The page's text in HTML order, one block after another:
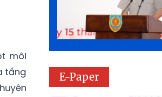
môi
tầng
E-Paper